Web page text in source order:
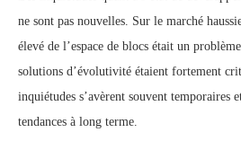
ne sont pas nouvelles. Sur le marché
élevé de l’espace de blocs était un
solutions d’évolutivité étaient fortement
inquiétudes s’avèrent souvent temporaires
tendances à long terme.